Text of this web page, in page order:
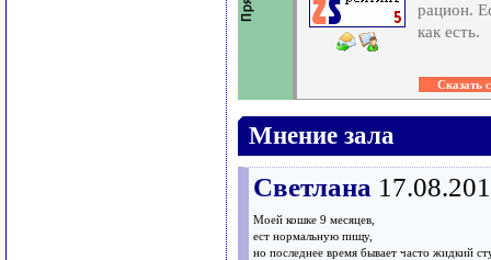
рацион.
как есть.
Мнение зала
Светлана
Моей кошке 9 месяцев,
ест нормальную пищу,
но последнее время бывает часто жидкий